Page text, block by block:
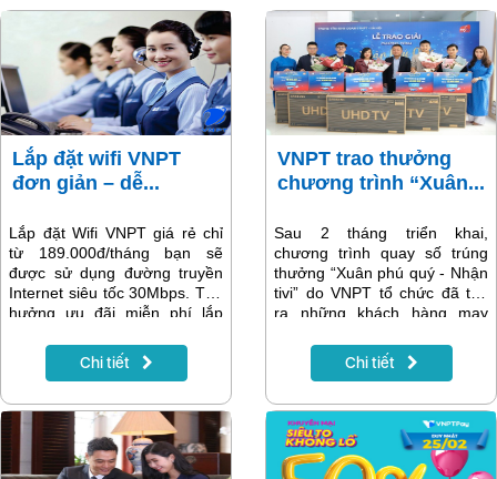
Lắp đặt wifi VNPT
đơn giản – dễ...
Lắp đặt Wifi VNPT giá rẻ chỉ
từ 189.000đ/tháng bạn sẽ
được sử dụng đường truyền
Internet siêu tốc 30Mbps. Tận
hưởng ưu đãi miễn phí lắp
đầu cuối Wifi và tặng thêm từ
1-3 tháng sử dụng. Cách lắp
thiệu ngay sau đây. Hãy cùng
tìm hiểu nhé!
Chi tiết
VNPT trao thưởng
chương trình “Xuân...
Sau 2 tháng triển khai,
chương trình quay số trúng
thưởng “Xuân phú quý - Nhận
tivi” do VNPT tổ chức đã tìm
ra những khách hàng may
tại Hà Nội.
Chi tiết